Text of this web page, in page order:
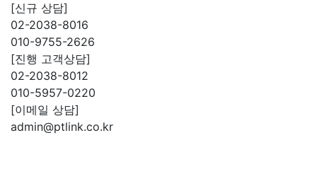
[신규 상담]
02-2038-8016
010-9755-2626
[진행 고객상담]
02-2038-8012
010-5957-0220
[이메일 상담]
admin@ptlink.co.kr